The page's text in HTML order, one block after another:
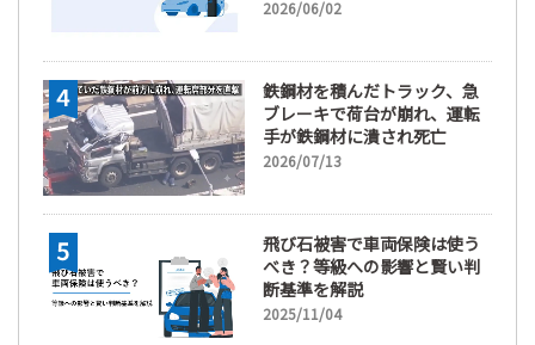
2026/06/02
鉄鋼材を積んだトラック、急
ブレーキで荷台が崩れ、運転
手が鉄鋼材に潰され死亡
2026/07/13
飛び石被害で車両保険は使う
べき？等級への影響と賢い判
断基準を解説
2025/11/04